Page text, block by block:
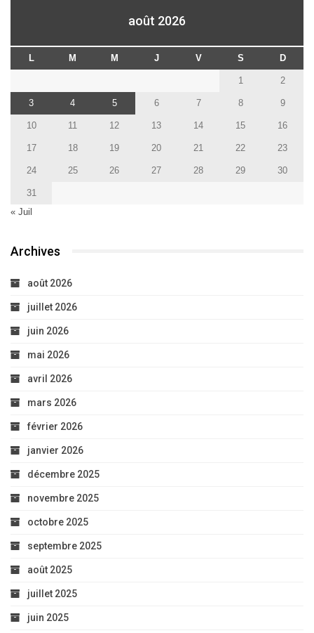
août 2026
L M M J V S D
1 2
3 4 5 6 7 8 9
10 11 12 13 14 15 16
17 18 19 20 21 22 23
24 25 26 27 28 29 30
31
« Juil
Archives
août 2026
juillet 2026
juin 2026
mai 2026
avril 2026
mars 2026
février 2026
janvier 2026
décembre 2025
novembre 2025
octobre 2025
septembre 2025
août 2025
juillet 2025
juin 2025